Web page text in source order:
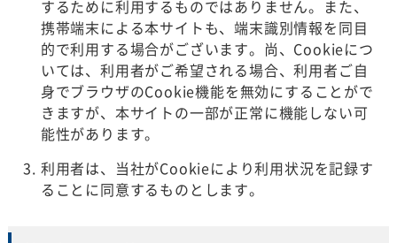
するために利用するものではありません。また、
携帯端末による本サイトも、端末識別情報を同目
的で利用する場合がございます。尚、Cookieにつ
いては、利用者がご希望される場合、利用者ご自
身でブラウザのCookie機能を無効にすることがで
きますが、本サイトの一部が正常に機能しない可
能性があります。
利用者は、当社がCookieにより利用状況を記録す
ることに同意するものとします。